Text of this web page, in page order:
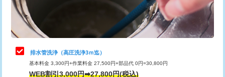
業）
排水管工事（排水管工事/3ｍまで） 55,000円
排水管工事（追加 排水管工事/3ｍ超
え）
止水・漏水調査・防水処理・清掃・修
理・調整・分解・加工など（軽作業）
11,000円
止水・漏水調査・防水処理・清掃・修
理・調整・分解・加工など（中作業）
22,000円
止水・漏水調査・防水処理・清掃・修
33,000円
排水管洗浄（高圧洗浄3ｍ迄）
基本料金 3,300円+作業料金 27,500円+部品代 0円=30,800円
WEB割引3,000円➡27,800円(税込)